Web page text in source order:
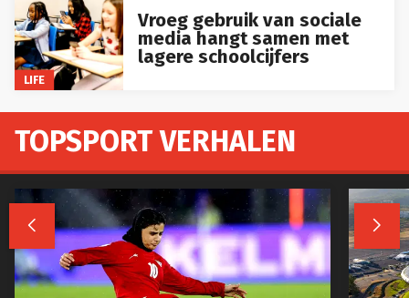
LIFE
Vroeg gebruik van sociale
media hangt samen met
lagere schoolcijfers
TOPSPORT VERHALEN
 